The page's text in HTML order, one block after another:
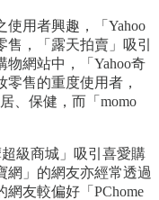
使用者興趣，「Yahoo
，「露天拍賣」吸引
網站中，「Yahoo奇
售的重度使用者，
、保健，而「momo
級商城」吸引喜愛購
網」的網友亦經常透過
友較偏好「PChome